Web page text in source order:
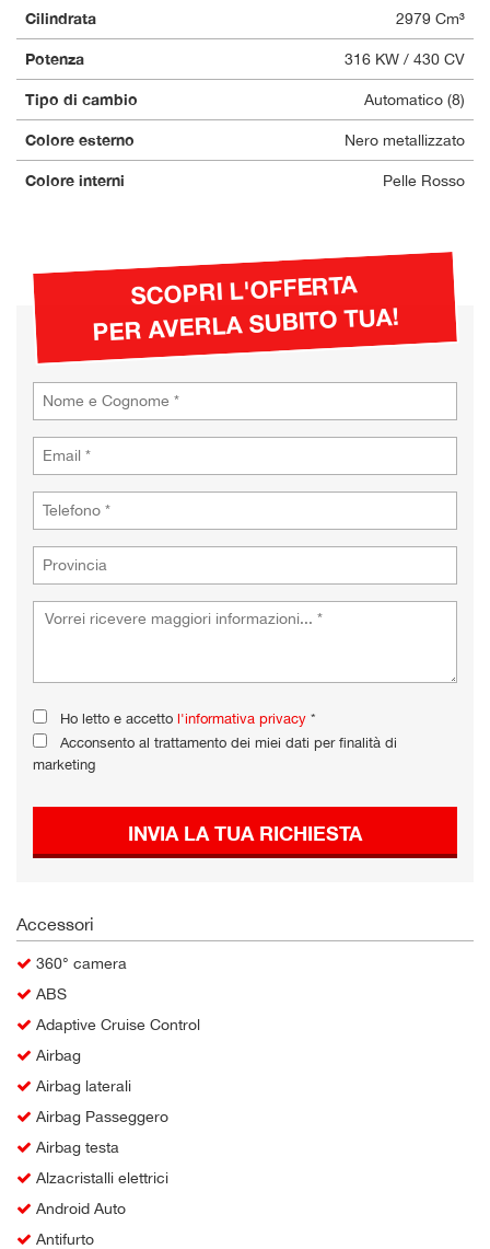
Cilindrata 2979 Cm³
Potenza 316 KW / 430 CV
Tipo di cambio Automatico (8)
Colore esterno Nero metallizzato
Colore interni Pelle Rosso
SCOPRI L'OFFERTA
PER AVERLA SUBITO TUA!
Ho letto e accetto l'informativa privacy *
Acconsento al trattamento dei miei dati per finalità di
marketing
INVIA LA TUA RICHIESTA
Accessori
360° camera
ABS
Adaptive Cruise Control
Airbag
Airbag laterali
Airbag Passeggero
Airbag testa
Alzacristalli elettrici
Android Auto
Antifurto